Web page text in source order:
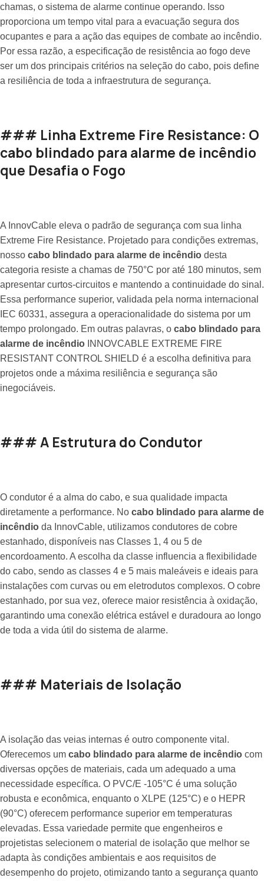
chamas, o sistema de alarme continue operando. Isso
proporciona um tempo vital para a evacuação segura dos
ocupantes e para a ação das equipes de combate ao incêndio.
Por essa razão, a especificação de resistência ao fogo deve
ser um dos principais critérios na seleção do cabo, pois define
a resiliência de toda a infraestrutura de segurança.
### Linha Extreme Fire Resistance: O
cabo blindado para alarme de incêndio
que Desafia o Fogo
A InnovCable eleva o padrão de segurança com sua linha
Extreme Fire Resistance. Projetado para condições extremas,
nosso cabo blindado para alarme de incêndio desta
categoria resiste a chamas de 750°C por até 180 minutos, sem
apresentar curtos-circuitos e mantendo a continuidade do sinal.
Essa performance superior, validada pela norma internacional
IEC 60331, assegura a operacionalidade do sistema por um
tempo prolongado. Em outras palavras, o cabo blindado para
alarme de incêndio INNOVCABLE EXTREME FIRE
RESISTANT CONTROL SHIELD é a escolha definitiva para
projetos onde a máxima resiliência e segurança são
inegociáveis.
### A Estrutura do Condutor
O condutor é a alma do cabo, e sua qualidade impacta
diretamente a performance. No cabo blindado para alarme de
incêndio da InnovCable, utilizamos condutores de cobre
estanhado, disponíveis nas Classes 1, 4 ou 5 de
encordoamento. A escolha da classe influencia a flexibilidade
do cabo, sendo as classes 4 e 5 mais maleáveis e ideais para
instalações com curvas ou em eletrodutos complexos. O cobre
estanhado, por sua vez, oferece maior resistência à oxidação,
garantindo uma conexão elétrica estável e duradoura ao longo
de toda a vida útil do sistema de alarme.
### Materiais de Isolação
A isolação das veias internas é outro componente vital.
Oferecemos um cabo blindado para alarme de incêndio com
diversas opções de materiais, cada um adequado a uma
necessidade específica. O PVC/E -105°C é uma solução
robusta e econômica, enquanto o XLPE (125°C) e o HEPR
(90°C) oferecem performance superior em temperaturas
elevadas. Essa variedade permite que engenheiros e
projetistas selecionem o material de isolação que melhor se
adapta às condições ambientais e aos requisitos de
desempenho do projeto, otimizando tanto a segurança quanto